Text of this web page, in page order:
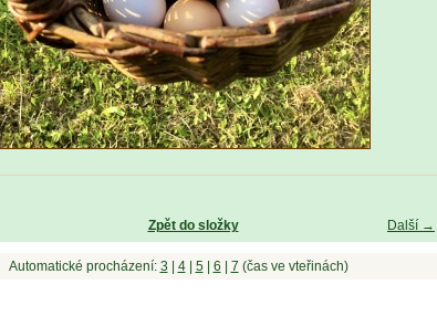
Další →
Zpět do složky
Automatické procházení: 3 4| 5| 6 7 (čas ve vteřinách)